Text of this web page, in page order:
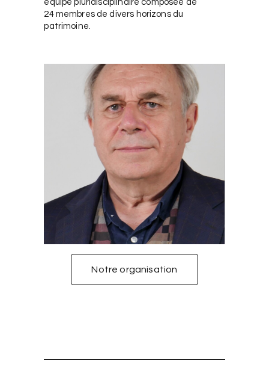
équipe pluridisciplinaire composée de
24 membres de divers horizons du
patrimoine.
Notre organisation